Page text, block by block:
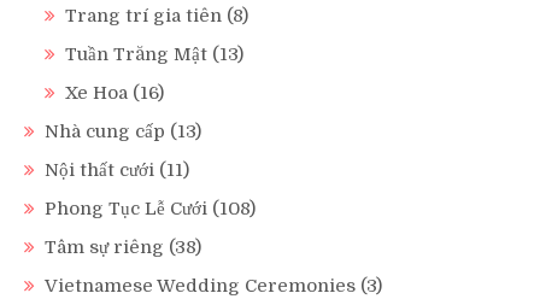
Trang trí gia tiên (8)
Tuần Trăng Mật (13)
Xe Hoa (16)
Nhà cung cấp (13)
Nội thất cưới (11)
Phong Tục Lễ Cưới (108)
Tâm sự riêng (38)
Vietnamese Wedding Ceremonies (3)